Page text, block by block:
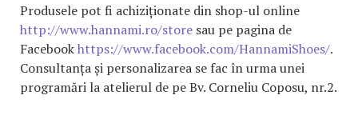
Produsele pot fi achiziționate din shop-ul online
http://www.hannami.ro/store sau pe pagina de
Facebookhttps://www.facebook.com/HannamiShoes/.
Consultanța și personalizarea se fac în urma unei
programări la atelierul de pe Bv. Corneliu Coposu, nr.2.